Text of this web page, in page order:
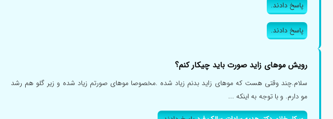
پاسخ دادند.
پاسخ دادند.
رویش موهای زاید صورت باید چیکار کنم؟
سلام.چند وقتی هست که موهای زاید بدنم زیاد شده .مخصوصا موهای صورتم زیاد شده و زیر گلو هم رشد
مو دارم. و با توجه به اینکه ...